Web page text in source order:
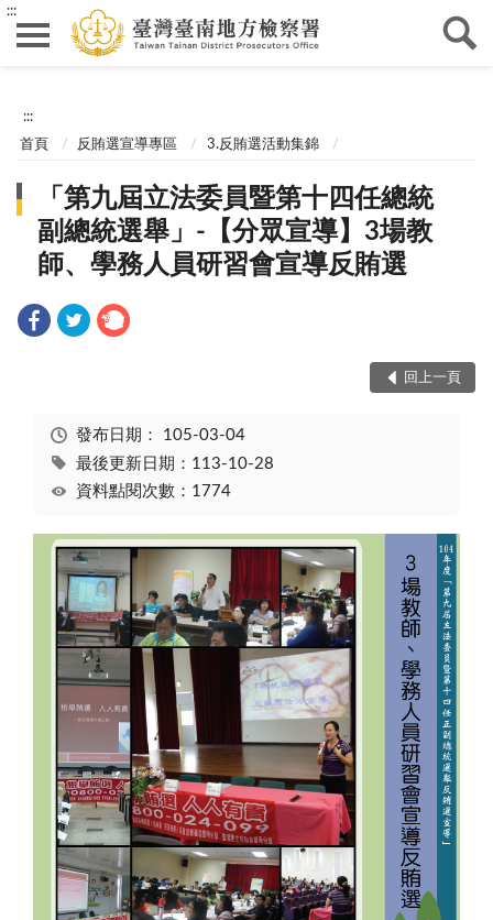
:::
:::
首頁 反賄選宣導專區 3.反賄選活動集錦
「第九屆立法委員暨第十四任總統
副總統選舉」-【分眾宣導】3場教
師、學務人員研習會宣導反賄選
回上一頁
發布日期： 105-03-04
最後更新日期：113-10-28
資料點閱次數：1774